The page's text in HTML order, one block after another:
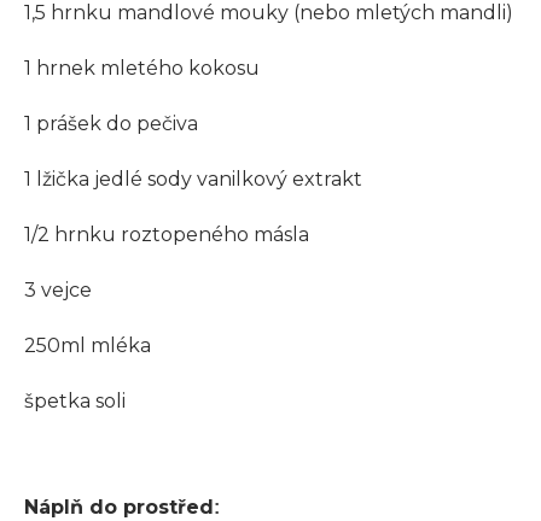
1,5 hrnku mandlové mouky (nebo mletých mandli)
1 hrnek mletého kokosu
1 prášek do pečiva
1 lžička jedlé sody vanilkový extrakt
1/2 hrnku roztopeného másla
3 vejce
250ml mléka
špetka soli
Náplň do prostřed :